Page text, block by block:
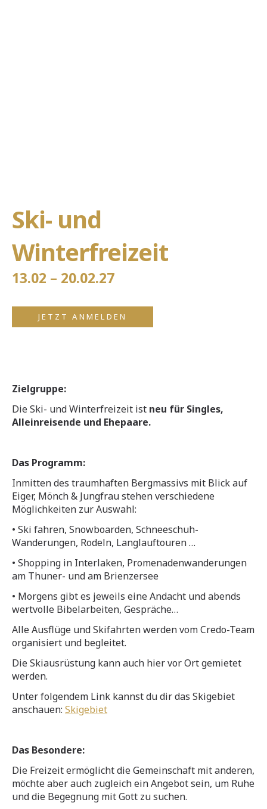
Ski- und
Winterfreizeit
13.02 – 20.02.27
JETZT ANMELDEN
Zielgruppe:
Die Ski- und Winterfreizeit ist neu für Singles,
Alleinreisende und Ehepaare.
Das Programm:
Inmitten des traumhaften Bergmassivs mit Blick auf
Eiger, Mönch & Jungfrau stehen verschiedene
Möglichkeiten zur Auswahl:
• Ski fahren, Snowboarden, Schneeschuh-
Wanderungen, Rodeln, Langlauftouren …
• Shopping in Interlaken, Promenadenwanderungen
am Thuner- und am Brienzersee
• Morgens gibt es jeweils eine Andacht und abends
wertvolle Bibelarbeiten, Gespräche…
Alle Ausflüge und Skifahrten werden vom Credo-Team
organisiert und begleitet.
Die Skiausrüstung kann auch hier vor Ort gemietet
werden.
Unter folgendem Link kannst du dir das Skigebiet
anschauen: Skigebiet
Das Besondere:
Die Freizeit ermöglicht die Gemeinschaft mit anderen,
möchte aber auch zugleich ein Angebot sein, um Ruhe
und die Begegnung mit Gott zu suchen.